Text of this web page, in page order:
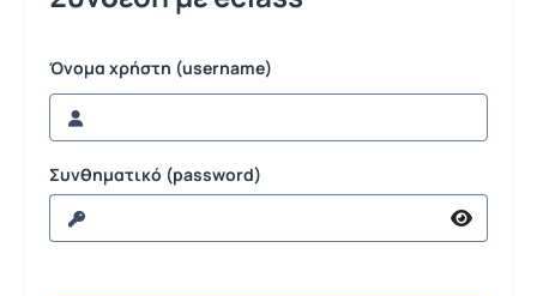
Όνομα χρήστη (username)
Συνθηματικό (password)